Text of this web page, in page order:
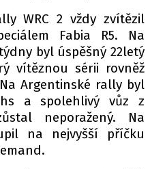
WRC 2 vždy zvítězil
Fabia R5. Na
byl úspěšný 22letý
vítěznou sérii rovněž
Argentinské rally byl
a spolehlivý vůz z
neporažený. Na
na nejvyšší příčku